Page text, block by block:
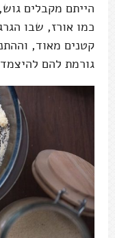
הייתם מקבלים
כמו אורז, שבו
קטנים מאוד,
גורמת להם